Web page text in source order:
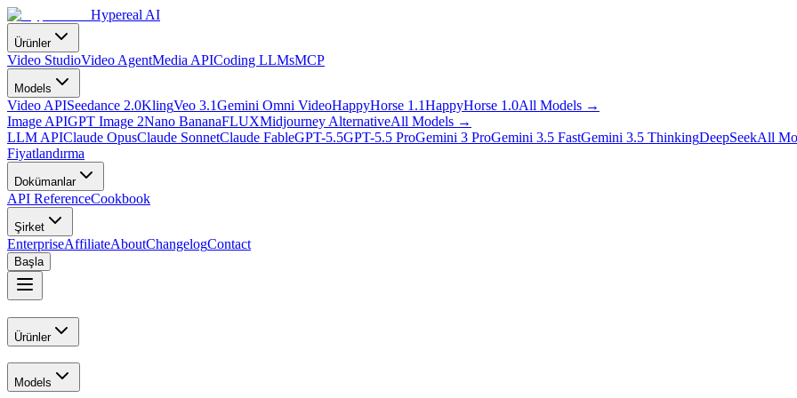
Hypereal AI
Ürünler
Video StudioVideo AgentMedia APICoding LLMsMCP
Models
Video APISeedance 2.0KlingVeo 3.1Gemini Omni VideoHappyHorse 1.1HappyHorse 1.0All Models →
Image APIGPT Image 2Nano BananaFLUXMidjourney AlternativeAll Models →
LLM APIClaude OpusClaude SonnetClaude FableGPT-5.5GPT-5.5 ProGemini 3 ProGemini 3.5 FastGemini 3.5 ThinkingDeepSeekAll
Fiyatlandırma
Dokümanlar
API ReferenceCookbook
Şirket
EnterpriseAffiliateAboutChangelogContact
Başla
Ürünler
Models